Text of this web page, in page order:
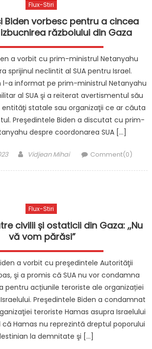
Flux-Stiri
Biden vorbesc pentru a cincea
războiului din Gaza
a vorbit cu prim-ministrul Netanyahu
sprijinul neclintit al SUA pentru Israel.
l-a informat pe prim-ministrul Netanyahu
al SUA şi a reiterat avertismentul său
statale sau organizaţii ce ar căuta
Preşedintele Biden a discutat cu prim-
despre coordonarea SUA […]
Author
Vidjean Mihai Comment(0)
Flux-Stiri
civilii și ostaticii din Gaza: ,,Nu
vă vom părăsi”
a vorbit cu preşedintele Autorităţii
şi a promis că SUA nu vor condamna
pentru acțiunile teroriste ale organizației
Preşedintele Biden a condamnat
teroriste Hamas asupra Israelului
Hamas nu reprezintă dreptul poporului
la demnitate şi […]